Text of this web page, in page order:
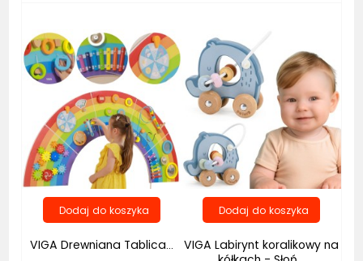
VIGA Drewniana Tablica...
VIGA Labirynt koralikowy na